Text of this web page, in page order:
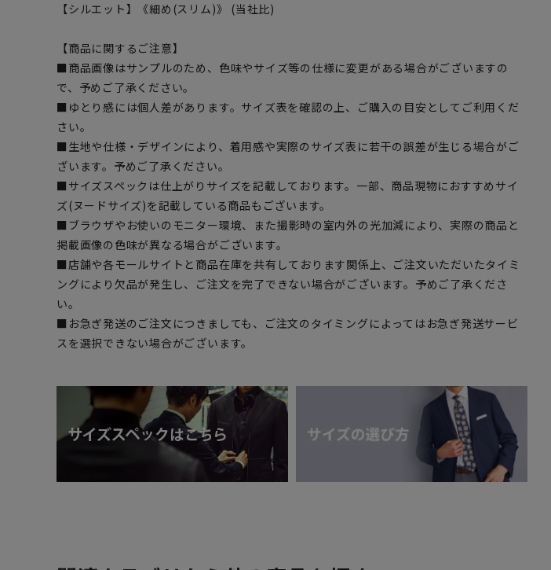
【シルエット】《細め(スリム)》 (当社比)
【商品に関するご注意】
■商品画像はサンプルのため、色味やサイズ等の仕様に変更がある場合がございますの
で、予めご了承ください。
■ゆとり感には個人差があります。サイズ表を確認の上、ご購入の目安としてご利用くだ
さい。
■生地や仕様・デザインにより、着用感や実際のサイズ表に若干の誤差が生じる場合がご
ざいます。予めご了承ください。
■サイズスペックは仕上がりサイズを記載しております。一部、商品現物におすすめサイ
ズ(ヌードサイズ)を記載している商品もございます。
■ブラウザやお使いのモニター環境、また撮影時の室内外の光加減により、実際の商品と
掲載画像の色味が異なる場合がございます。
■店舗や各モールサイトと商品在庫を共有しております関係上、ご注文いただいたタイミ
ングにより欠品が発生し、ご注文を完了できない場合がございます。予めご了承くださ
い。
■お急ぎ発送のご注文につきましても、ご注文のタイミングによってはお急ぎ発送サービ
スを選択できない場合がございます。